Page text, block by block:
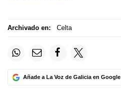
Archivado en: Celta
Añade a La Voz de Galicia en Google